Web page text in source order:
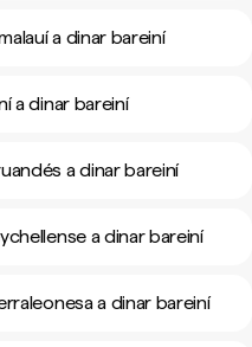
a dinar bareiní
a dinar bareiní
a dinar bareiní
a dinar bareiní
a dinar bareiní